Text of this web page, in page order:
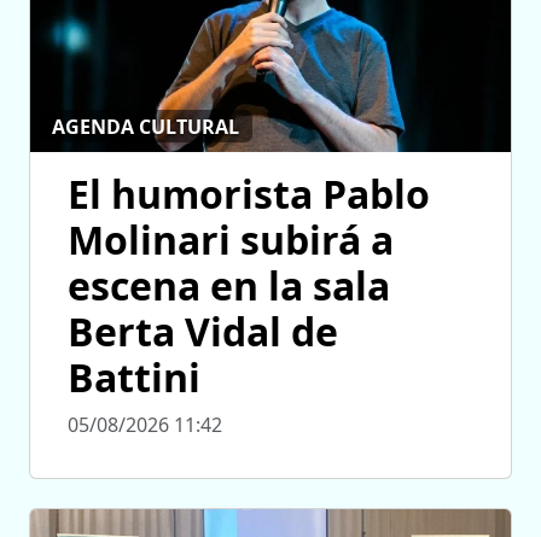
AGENDA CULTURAL
El humorista Pablo
Molinari subirá a
escena en la sala
Berta Vidal de
Battini
05/08/2026 11:42